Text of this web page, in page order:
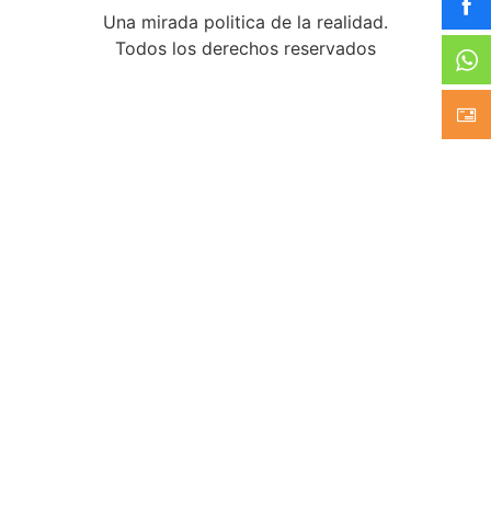
Una mirada poli­tica de la realidad.
Todos los derechos reservados